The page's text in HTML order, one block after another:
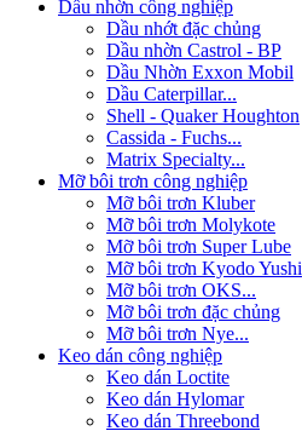
Dầu nhờn công nghiệp
Dầu nhớt đặc chủng
Dầu nhờn Castrol - BP
Dầu Nhờn Exxon Mobil
Dầu Caterpillar...
Shell - Quaker Houghton
Cassida - Fuchs...
Matrix Specialty...
Mỡ bôi trơn công nghiệp
Mỡ bôi trơn Kluber
Mỡ bôi trơn Molykote
Mỡ bôi trơn Super Lube
Mỡ bôi trơn Kyodo Yushi
Mỡ bôi trơn OKS...
Mỡ bôi trơn đặc chủng
Mỡ bôi trơn Nye...
Keo dán công nghiệp
Keo dán Loctite
Keo dán Hylomar
Keo dán Threebond